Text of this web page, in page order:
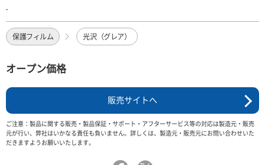
-
保護フィルム 光沢（グレア）
オープン価格
販売サイトへ
ご注意：製品に関する販売・製品保証・サポート・アフターサービス等の対応は製造元・販売
元が行い、弊社はいかなる責任も負いません。詳しくは、製造元・販売元にお問い合わせいた
だきますようお願いいたします。